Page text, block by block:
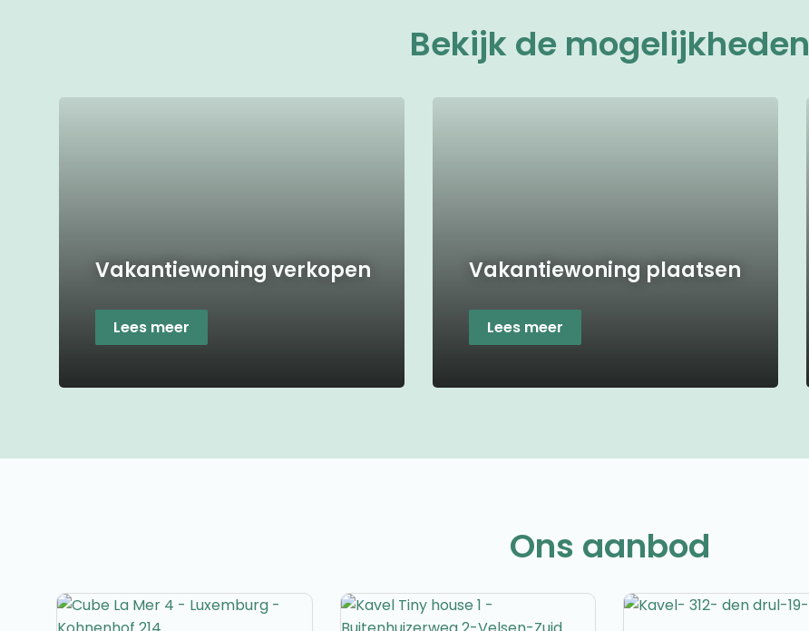
Bekijk de mogelijkheden
Vakantiewoning verkopen
Lees meer
Vakantiewoning plaatsen
Lees meer
Ons aanbod